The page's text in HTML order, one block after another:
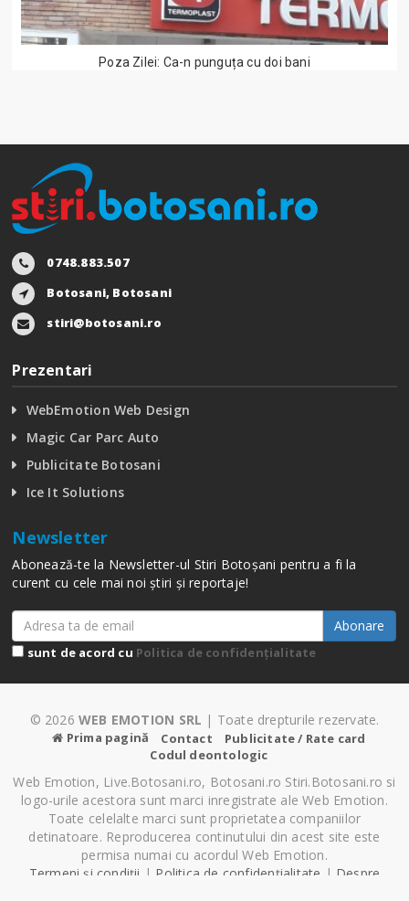
Poza Zilei: Ca-n punguța cu doi bani
0748.883.507
Botosani, Botosani
stiri@botosani.ro
Prezentari
WebEmotion Web Design
Magic Car Parc Auto
Publicitate Botosani
Ice It Solutions
Newsletter
Abonează-te la Newsletter-ul Stiri Botoșani pentru a fi la
curent cu cele mai noi știri și reportaje!
Abonare
sunt de acord cu Politica de confidențialitate
© 2026 WEB EMOTION SRL | Toate drepturile rezervate.
Prima pagină Contact
Publicitate / Rate card
Codul deontologic
Web Emotion, Live.Botosani.ro, Botosani.ro Stiri.Botosani.ro si
logo-urile acestora sunt marci inregistrate ale Web Emotion.
Toate celelalte marci sunt proprietatea companiilor
detinatoare. Reproducerea continutului din acest site este
permisa numai cu acordul Web Emotion.
Termeni și condiții | Politica de confidențialitate | Despre